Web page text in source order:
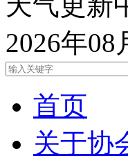
2026年08
首页
关于协